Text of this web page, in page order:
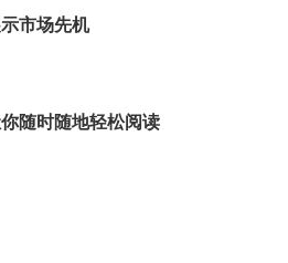
市场先机
随时随地轻松阅读